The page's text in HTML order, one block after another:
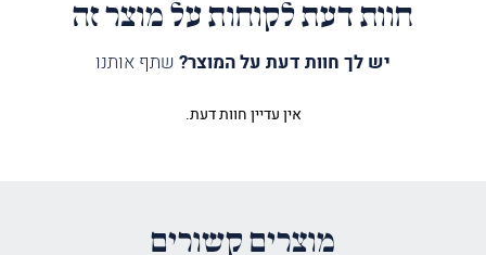
חוות דעת לקוחות על מוצר זה
יש לך חוות דעת על המוצר? שתף אותנו
אין עדיין חוות דעת.
מוצרים קשורים